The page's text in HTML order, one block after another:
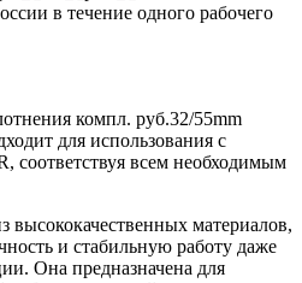
в течение одного рабочего
компл. руб.32/55mm
для использования с
соответствуя всем необходимым
высококачественных материалов,
и стабильную работу даже
Она предназначена для